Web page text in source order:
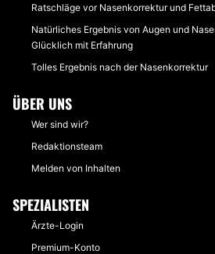
Ratschläge vor Nasenkorrektur und
Natürliches Ergebnis von Augen und
Glücklich mit Erfahrung
Tolles Ergebnis nach der Nasenkorrektur
ÜBER UNS
Wer sind wir?
Redaktionsteam
Melden von Inhalten
SPEZIALISTEN
Ärzte-Login
Premium-Konto